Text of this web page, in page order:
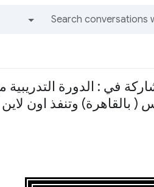
في : الدورة